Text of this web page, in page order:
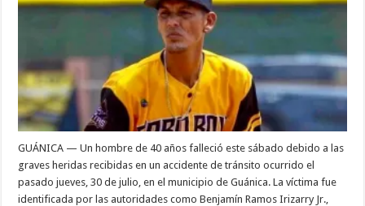
GUÁNICA — Un hombre de 40 años falleció este sábado debido a las
graves heridas recibidas en un accidente de tránsito ocurrido el
pasado jueves, 30 de julio, en el municipio de Guánica. La víctima fue
identificada por las autoridades como Benjamín Ramos Irizarry Jr.,